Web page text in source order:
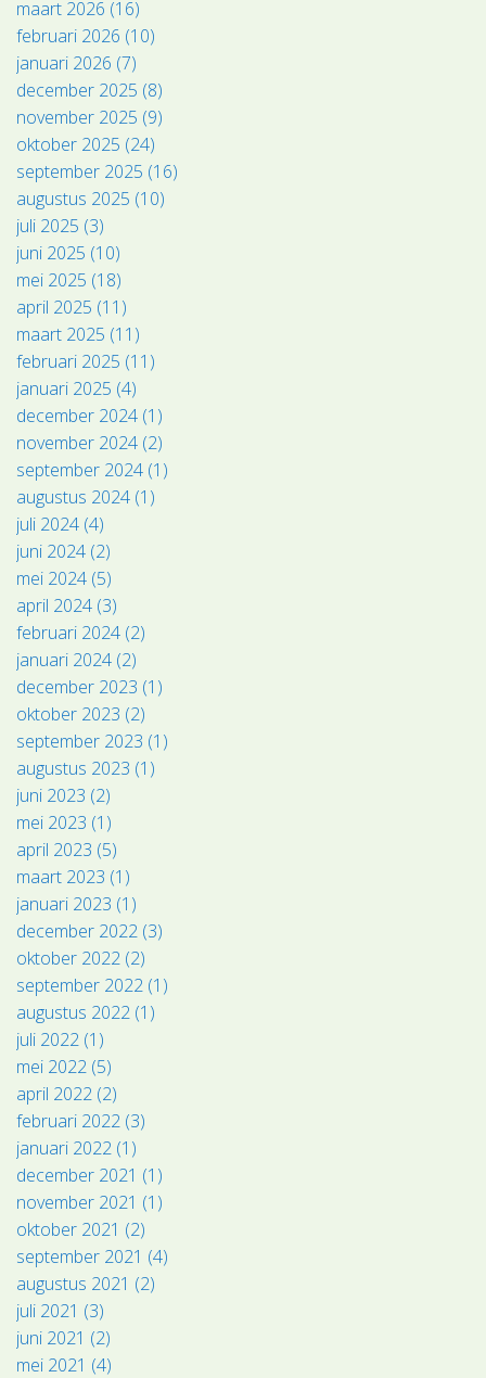
maart 2026 (16)
februari 2026 (10)
januari 2026 (7)
december 2025 (8)
november 2025 (9)
oktober 2025 (24)
september 2025 (16)
augustus 2025 (10)
juli 2025 (3)
juni 2025 (10)
mei 2025 (18)
april 2025 (11)
maart 2025 (11)
februari 2025 (11)
januari 2025 (4)
december 2024 (1)
november 2024 (2)
september 2024 (1)
augustus 2024 (1)
juli 2024 (4)
juni 2024 (2)
mei 2024 (5)
april 2024 (3)
februari 2024 (2)
januari 2024 (2)
december 2023 (1)
oktober 2023 (2)
september 2023 (1)
augustus 2023 (1)
juni 2023 (2)
mei 2023 (1)
april 2023 (5)
maart 2023 (1)
januari 2023 (1)
december 2022 (3)
oktober 2022 (2)
september 2022 (1)
augustus 2022 (1)
juli 2022 (1)
mei 2022 (5)
april 2022 (2)
februari 2022 (3)
januari 2022 (1)
december 2021 (1)
november 2021 (1)
oktober 2021 (2)
september 2021 (4)
augustus 2021 (2)
juli 2021 (3)
juni 2021 (2)
mei 2021 (4)